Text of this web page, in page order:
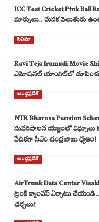
ICC Test Cricket Pink Ball
మార్పులు.. మసక వెలుతురు
సినిమా
Ravi Teja Irumudi Movie
ఎమోషనల్ యాంగిల్‌లో
ఆంధ్రప్రదేశ్
NTR Bharosa Pension
సుపరిపాలన యజ్ఞంలో విఘ్నాలు
వేదికగా సీఎం చంద్రబాబు ధ్వజం!
ఆంధ్రప్రదేశ్
AirTrunk Data Center
ట్రంక్ క్యాంపస్ ఏర్పాటు
చర్చలు!